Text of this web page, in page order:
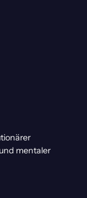
mentaler